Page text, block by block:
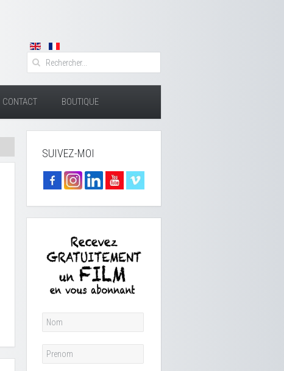
CONTACT BOUTIQUE
SUIVEZ-MOI